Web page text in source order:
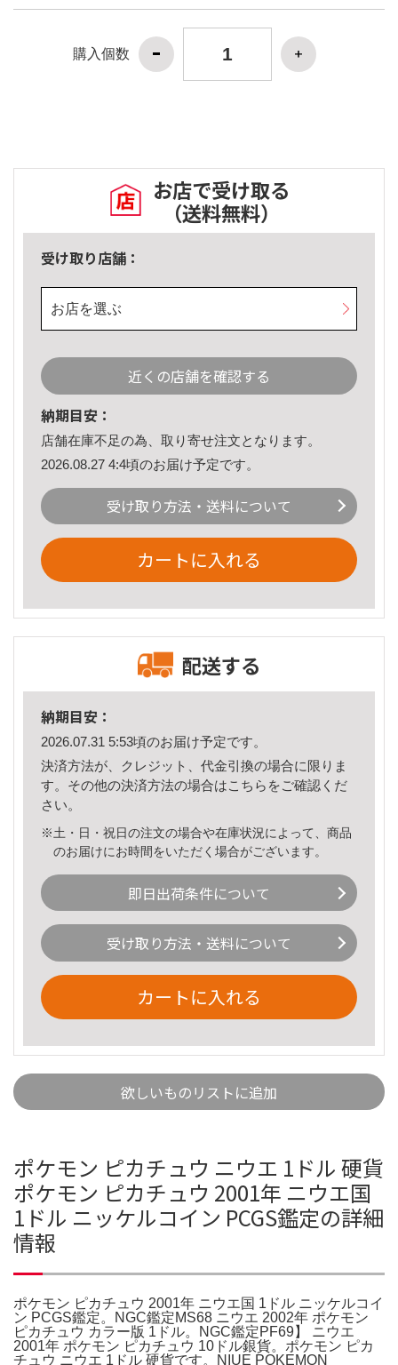
購入個数
お店で受け取る
（送料無料）
受け取り店舗：
お店を選ぶ
近くの店舗を確認する
納期目安：
店舗在庫不足の為、取り寄せ注文となります。
2026.08.27 4:4頃のお届け予定です。
受け取り方法・送料について
カートに入れる
配送する
納期目安：
2026.07.31 5:53頃のお届け予定です。
決済方法が、クレジット、代金引換の場合に限りま
す。その他の決済方法の場合はこちら をご確認くだ
さい。
※土・日・祝日の注文の場合や在庫状況によって、商品
のお届けにお時間をいただく場合がございます。
即日出荷条件について
受け取り方法・送料について
カートに入れる
欲しいものリストに追加
ポケモン ピカチュウ ニウエ 1ドル 硬貨
ポケモン ピカチュウ 2001年 ニウエ国
1ドル ニッケルコイン PCGS鑑定の詳細
情報
ポケモン ピカチュウ 2001年 ニウエ国 1ドル ニッケルコイ
ン PCGS鑑定。NGC鑑定MS68 ニウエ 2002年 ポケモン
ピカチュウ カラー版 1ドル。NGC鑑定PF69】 ニウエ
2001年 ポケモン ピカチュウ 10ドル銀貨。ポケモン ピカ
チュウ ニウエ 1ドル 硬貨です。NIUE POKEMON